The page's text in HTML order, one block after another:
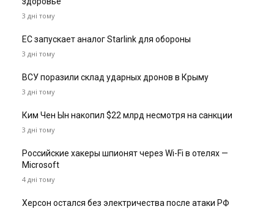
3 дні тому
ЕС запускает аналог Starlink для обороны
3 дні тому
ВСУ поразили склад ударных дронов в Крыму
3 дні тому
Ким Чен Ын накопил $22 млрд несмотря на санкции
3 дні тому
Российские хакеры шпионят через Wi-Fi в отелях —
Microsoft
4 дні тому
Херсон остался без электричества после атаки РФ